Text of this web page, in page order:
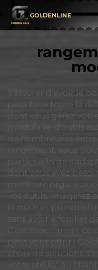
GOLDENLINE
S'assurer d'avoir le
peut faire toute la
dont vous gérez
modulaire d'outils
de nombreuses
rangement, vous
parties afin de
dont vous avez
meilleure
vos outils.
la main et prendre
sans avoir à fouiller
C'est exactement
peut vous offrir !
choix de solutions
votre atelier ou